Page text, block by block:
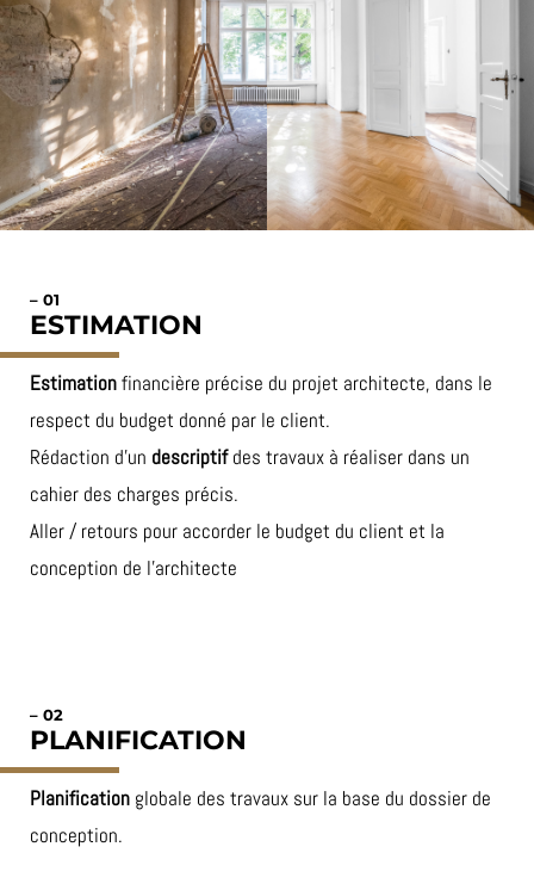
– 01
ESTIMATION
Estimationfinancière précise du projet architecte, dans le
respect du budget donné par le client.
Rédaction d’un descriptifdes travaux à réaliser dans un
cahier des charges précis.
Aller / retours pour accorder le budget du client et la
conception de l’architecte
– 02
PLANIFICATION
Planification globale des travaux sur la base du dossier de
conception.